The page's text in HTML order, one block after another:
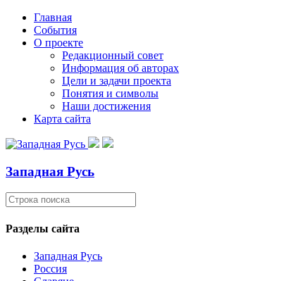
Главная
События
О проекте
Редакционный совет
Информация об авторах
Цели и задачи проекта
Понятия и символы
Наши достижения
Карта сайта
Западная Русь
Разделы сайта
Западная Русь
Россия